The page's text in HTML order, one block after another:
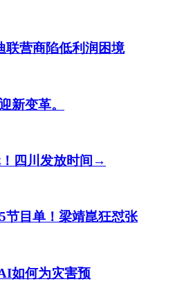
联营商陷低利润困境
新变革。
四川发放时间→
节目单！梁靖崑狂怼张
如何为灾害预